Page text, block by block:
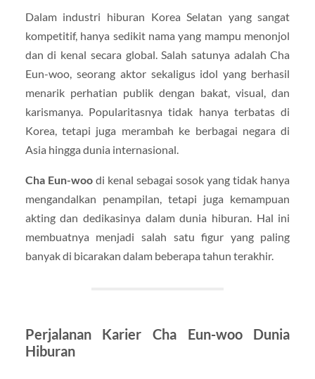
Dalam industri hiburan Korea Selatan yang sangat
kompetitif, hanya sedikit nama yang mampu menonjol
dan di kenal secara global. Salah satunya adalah Cha
Eun-woo, seorang aktor sekaligus idol yang berhasil
menarik perhatian publik dengan bakat, visual, dan
karismanya. Popularitasnya tidak hanya terbatas di
Korea, tetapi juga merambah ke berbagai negara di
Asia hingga dunia internasional.
Cha Eun-woodi kenal sebagai sosok yang tidak hanya
mengandalkan penampilan, tetapi juga kemampuan
akting dan dedikasinya dalam dunia hiburan. Hal ini
membuatnya menjadi salah satu figur yang paling
banyak di bicarakan dalam beberapa tahun terakhir.
Perjalanan Karier Cha Eun-woo Dunia
Hiburan